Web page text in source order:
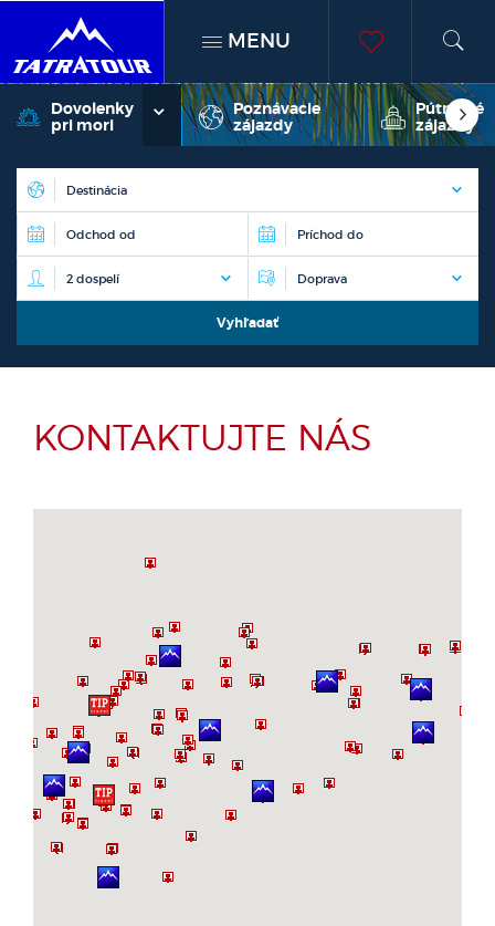
MENU
Dovolenky
pri mori
Poznávacie
zájazdy
Pútnické
zájazdy
KONTAKTUJTE NÁS